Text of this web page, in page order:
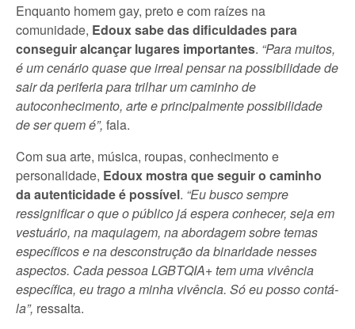
Enquanto homem gay, preto e com raízes na
comunidade, Edouxsabe das dificuldades para
conseguir alcançar lugares importantes. “Para muitos,
é um cenário quase que irreal pensar na possibilidade de
sair da periferia para trilhar um caminho de
autoconhecimento, arte e principalmente possibilidade
de ser quem é”, fala.
Com sua arte, música, roupas, conhecimento e
personalidade, Edoux mostra que seguir o caminho
da autenticidade é possível. “Eu busco sempre
ressignificar o que o público já espera conhecer, seja em
vestuário, na maquiagem, na abordagem sobre temas
específicos e na desconstrução da binaridade nesses
aspectos. Cada pessoa LGBTQIA+ tem uma vivência
específica, eu trago a minha vivência. Só eu posso contá-
la”, ressalta.